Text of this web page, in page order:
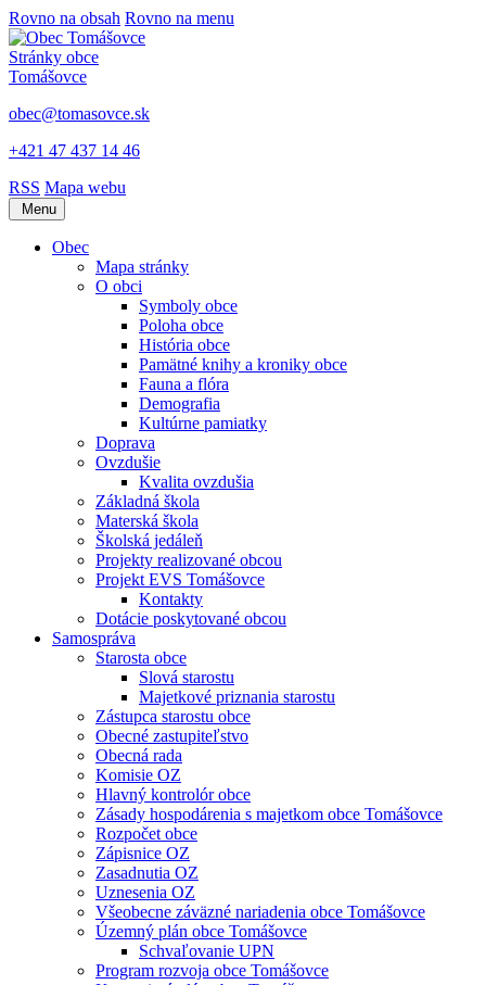
Rovno na obsah Rovno na menu
Stránky obce
Tomášovce
obec@tomasovce.sk
+421 47 437 14 46
RSS Mapa webu
Menu
Obec
Mapa stránky
O obci
Symboly obce
Poloha obce
História obce
Pamätné knihy a kroniky obce
Fauna a flóra
Demografia
Kultúrne pamiatky
Doprava
Ovzdušie
Kvalita ovzdušia
Základná škola
Materská škola
Školská jedáleň
Projekty realizované obcou
Projekt EVS Tomášovce
Kontakty
Dotácie poskytované obcou
Samospráva
Starosta obce
Slová starostu
Majetkové priznania starostu
Zástupca starostu obce
Obecné zastupiteľstvo
Obecná rada
Komisie OZ
Hlavný kontrolór obce
Zásady hospodárenia s majetkom obce Tomášovce
Rozpočet obce
Zápisnice OZ
Zasadnutia OZ
Uznesenia OZ
Všeobecne záväzné nariadenia obce Tomášovce
Územný plán obce Tomášovce
Schvaľovanie UPN
Program rozvoja obce Tomášovce